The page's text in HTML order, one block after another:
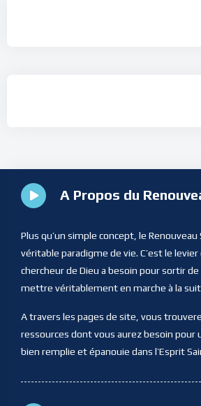
A Propos du
Plus qu’un simple concept, le
véritable paradigme de vie. C’est le levier
chercheur de Dieu a besoin pour sortir
mettre véritablement en marche à la
A travers les pages de site, vous
ressources dont vous aurez besoin pour
bien remplie et épanouie dans l’Esprit